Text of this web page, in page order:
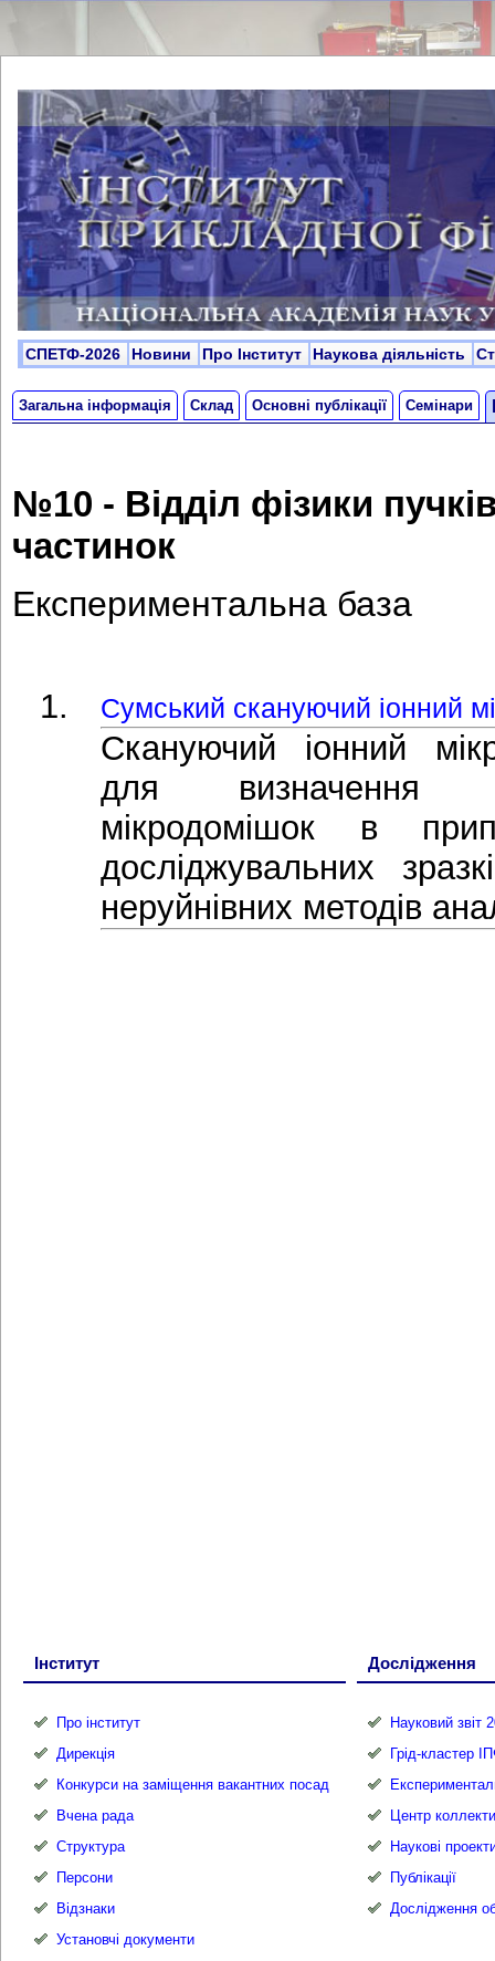
СПЕТФ-2026 Новини Про Інститут Наукова діяльність
Загальна інформація Склад Основні публікації Семінари
№10 - Відділ фізики
частинок
Експериментальна база
Сумський скануючий іонний
Cкануючий іонний
для визначення
мікродомішок в
досліджувальних
неруйнівних методів
Інститут
Про інститут
Дирекція
Конкурси на заміщення вакантних посад
Вчена рада
Структура
Персони
Відзнаки
Установчі документи
Дослідження
Науковий звіт
Грід-кластер
Центр
Наукові
Публікації
Дослідження